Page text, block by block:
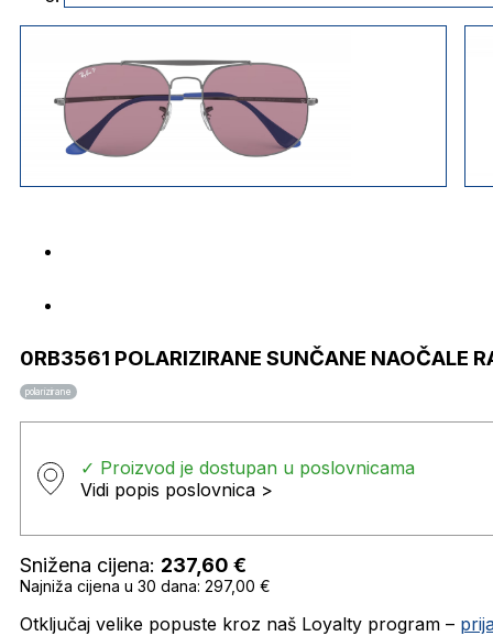
0RB3561 POLARIZIRANE SUNČANE NAOČALE
polarizirane
✓ Proizvod je dostupan u poslovnicama
Vidi popis poslovnica >
Snižena cijena: 237,60 €
Najniža cijena u 30 dana: 297,00 €
Otključaj velike popuste kroz naš Loyalty program –